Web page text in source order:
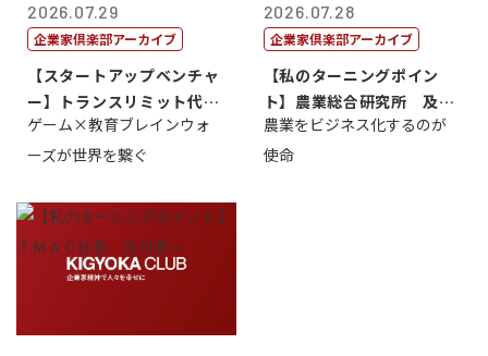
2026.07.29
企業家倶楽部アーカイブ
【スタートアップベンチャ
ー】トランスリミット代表
取締役社長 ...
ゲーム×教育ブレインウォ
ーズが世界を繋ぐ
2026.07.28
企業家倶楽部アーカイブ
【私のターニングポイン
ト】農業総合研究所 及川
智正
農業をビジネス化するのが
使命